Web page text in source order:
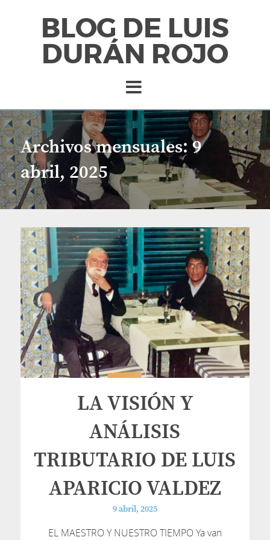
BLOG DE LUIS
DURÁN ROJO
Archivos mensuales: 9
abril, 2025
LA VISIÓN Y
ANÁLISIS
TRIBUTARIO DE LUIS
APARICIO VALDEZ
9 abril, 2025
EL MAESTRO Y NUESTRO TIEMPO Ya van